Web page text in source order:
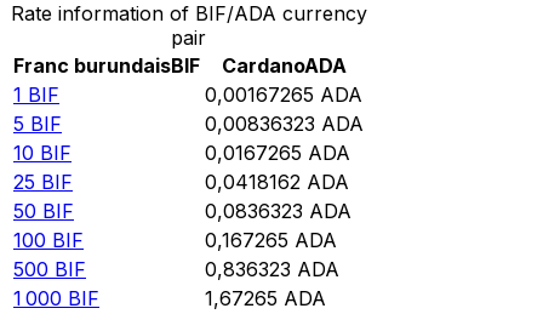
Rate information of BIF/ADA currency
pair
Franc burundaisBIF CardanoADA
1 BIF 0,00167265 ADA
5 BIF 0,00836323 ADA
10 BIF 0,0167265 ADA
25 BIF 0,0418162 ADA
50 BIF 0,0836323 ADA
100 BIF 0,167265 ADA
500 BIF 0,836323 ADA
1 000 BIF 1,67265 ADA